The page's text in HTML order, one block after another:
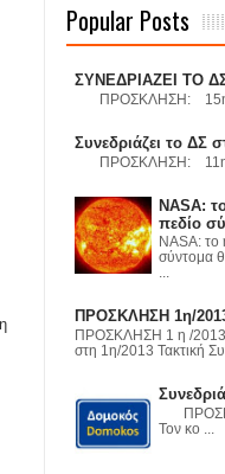
με σκοπό
Popular Posts
ΣΥΝΕΔΡΙΑΖΕΙ ΤΟ ΔΣ
ΠΡΟΣΚΛΗΣΗ: 15η /
Συνεδριάζει το ΔΣ
ΠΡΟΣΚΛΗΣΗ: 11η /
NASA:
πεδίο
NASA: το
σύντομα
ΠΡΟΣΚΛΗΣΗ 1η/
ΠΡΟΣΚΛΗΣΗ 1 η /2013
στη 1η/2013 Τακτική
Τον κο ...